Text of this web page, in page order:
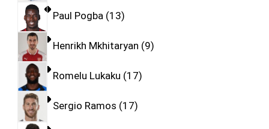
Paul Pogba 13
Henrikh Mkhitaryan 9
Romelu Lukaku 17
Sergio Ramos 17